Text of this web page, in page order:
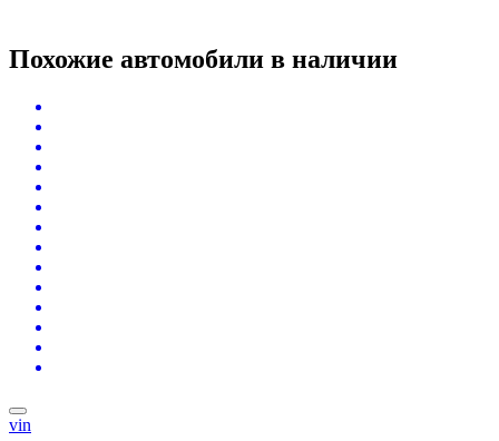
Похожие автомобили в наличии
vin